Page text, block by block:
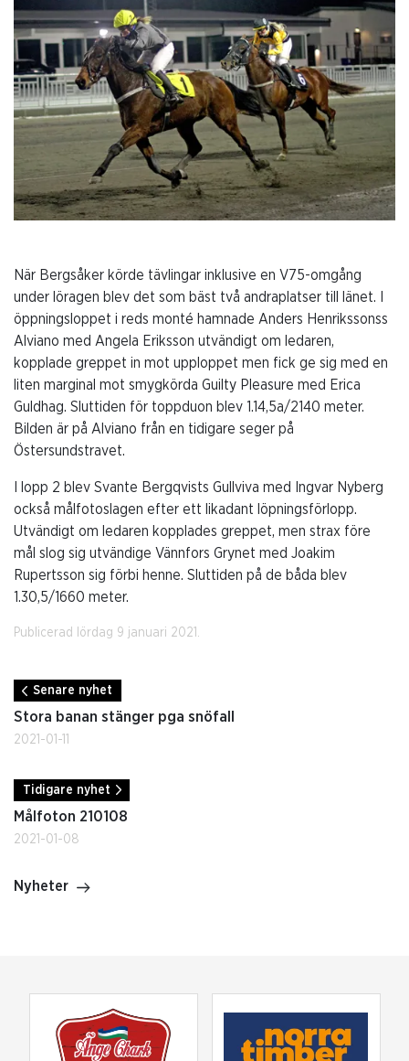
När Bergsåker körde tävlingar inklusive en V75-omgång
under löragen blev det som bäst två andraplatser till länet. I
öppningsloppet i reds monté hamnade Anders Henrikssonss
Alviano med Angela Eriksson utvändigt om ledaren,
kopplade greppet in mot upploppet men fick ge sig med en
liten marginal mot smygkörda Guilty Pleasure med Erica
Guldhag. Sluttiden för toppduon blev 1.14,5a/2140 meter.
Bilden är på Alviano från en tidigare seger på
Östersundstravet.
I lopp 2 blev Svante Bergqvists Gullviva med Ingvar Nyberg
också målfotoslagen efter ett likadant löpningsförlopp.
Utvändigt om ledaren kopplades greppet, men strax före
mål slog sig utvändige Vännfors Grynet med Joakim
Rupertsson sig förbi henne. Sluttiden på de båda blev
1.30,5/1660 meter.
Publicerad lördag 9 januari 2021.
Senare nyhet
Stora banan stänger pga snöfall
2021-01-11
Tidigare nyhet
Målfoton 210108
2021-01-08
Nyheter